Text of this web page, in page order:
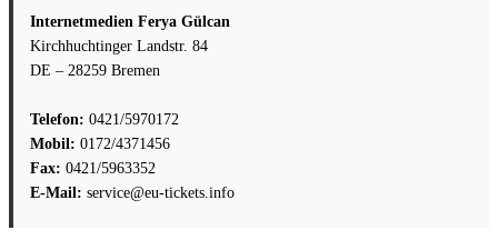
Internetmedien Ferya Gülcan
Kirchhuchtinger Landstr. 84
DE – 28259 Bremen
Telefon: 0421/5970172
Mobil: 0172/4371456
Fax: 0421/5963352
E-Mail: service@eu-tickets.info